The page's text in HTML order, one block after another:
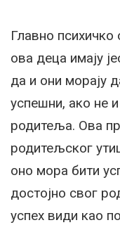
Главно
ова деца имају
да и они морају
успешни, ако не
родитеља. Ова
родитељског
оно мора бити
достојно свог
успех види као